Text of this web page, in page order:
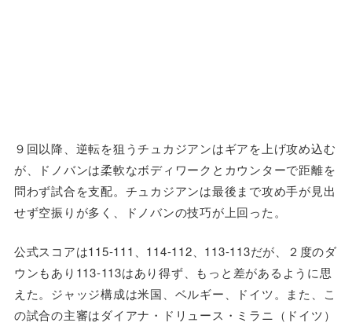
９回以降、逆転を狙うチュカジアンはギアを上げ攻め込む
が、ドノバンは柔軟なボディワークとカウンターで距離を
問わず試合を支配。チュカジアンは最後まで攻め手が見出
せず空振りが多く、ドノバンの技巧が上回った。
公式スコアは115-111、114-112、113-113だが、２度のダ
ウンもあり113-113はあり得ず、もっと差があるように思
えた。ジャッジ構成は米国、ベルギー、ドイツ。また、こ
の試合の主審はダイアナ・ドリュース・ミラニ（ドイツ）